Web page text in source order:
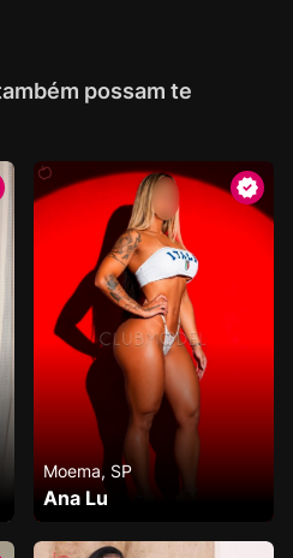
possam te
Moema, SP
Ana Lu